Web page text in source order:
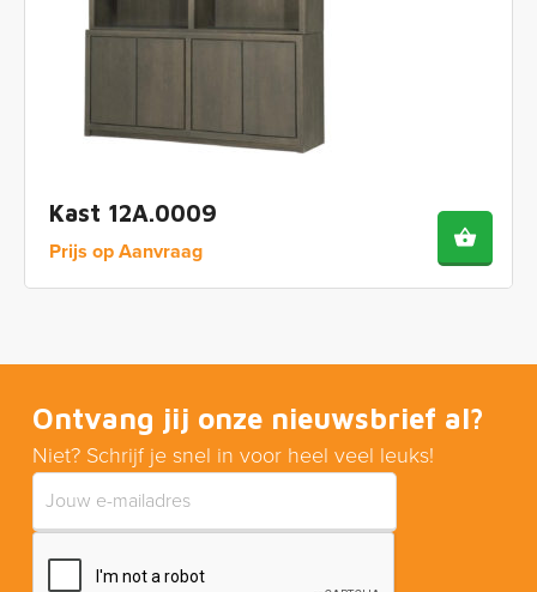
Kast 12A.0009
Prijs op Aanvraag
Ontvang jij onze nieuwsbrief al?
Niet? Schrijf je snel in voor heel veel leuks!